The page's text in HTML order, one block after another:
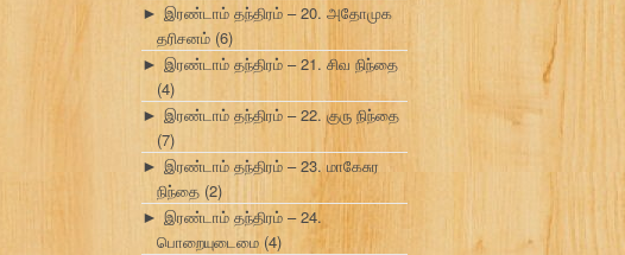
► இரண்டாம் தந்திரம் – 20. அதோமுக
தரிசனம் (6)
► இரண்டாம் தந்திரம் – 21. சிவ நிந்தை
(4)
► இரண்டாம் தந்திரம் – 22. குரு நிந்தை
(7)
► இரண்டாம் தந்திரம் – 23. மாகேசுர
நிந்தை (2)
► இரண்டாம் தந்திரம் – 24.
பொறையுடைமை (4)